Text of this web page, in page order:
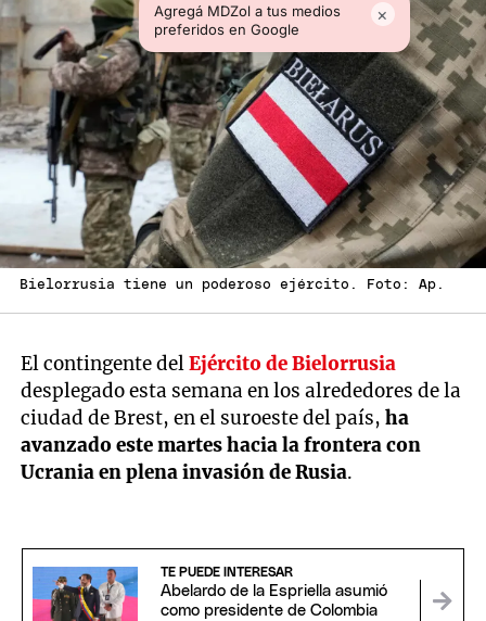
Agregá MDZol a tus medios
preferidos en Google
×
Bielorrusia tiene un poderoso ejército. Foto: Ap.
El contingente delEjército de Bielorrusia
desplegado esta semana en los alrededores de la
ciudad de Brest, en el suroeste del país,ha
avanzado este martes hacia la frontera con
Ucrania en plena invasión de Rusia.
TE PUEDE INTERESAR
Abelardo de la Espriella asumió
como presidente de Colombia